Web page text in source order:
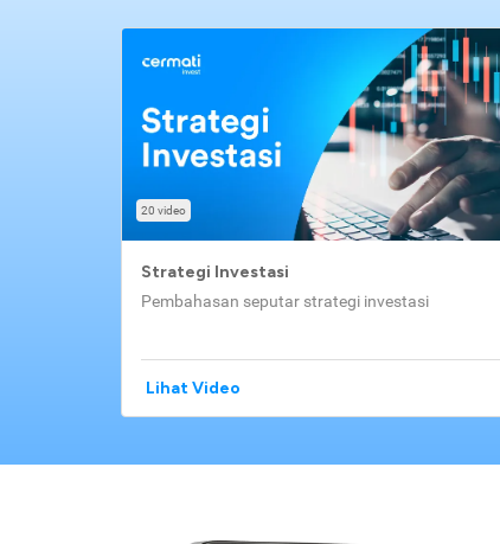
20 video
Strategi Investasi
Pembahasan seputar strategi investasi
Lihat Video